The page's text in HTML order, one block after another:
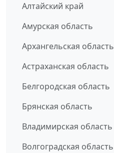
Алтайский край
Амурская область
Архангельская область
Астраханская область
Белгородская область
Брянская область
Владимирская область
Волгоградская область